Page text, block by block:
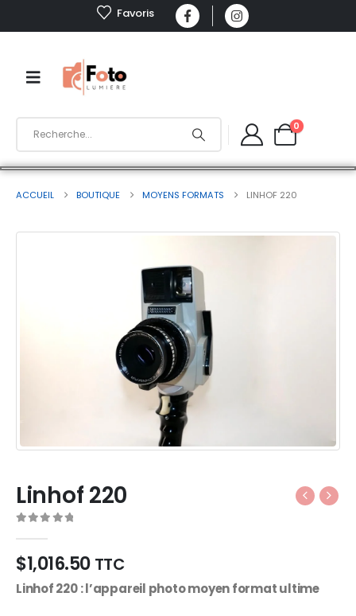
Favoris
0
ACCUEIL BOUTIQUE MOYENS FORMATS LINHOF 220
Linhof 220
$1,016.50 TTC
Linhof 220 : l’appareil photo moyen format ultime